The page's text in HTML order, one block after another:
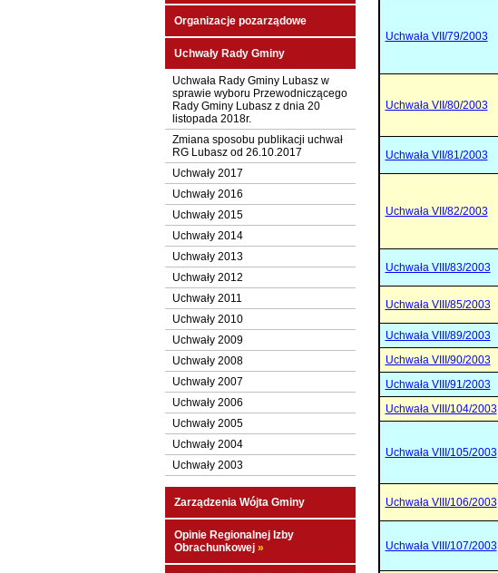
Organizacje pozarządowe
Uchwały Rady Gminy
Uchwała Rady Gminy Lubasz w
sprawie wyboru Przewodniczącego
Rady Gminy Lubasz z dnia 20
listopada 2018r.
Zmiana sposobu publikacji uchwał
RG Lubasz od 26.10.2017
Uchwały 2017
Uchwały 2016
Uchwały 2015
Uchwały 2014
Uchwały 2013
Uchwały 2012
Uchwały 2011
Uchwały 2010
Uchwały 2009
Uchwały 2008
Uchwały 2007
Uchwały 2006
Uchwały 2005
Uchwały 2004
Uchwały 2003
Zarządzenia Wójta Gminy
Opinie Regionalnej Izby
Obrachunkowej »
Uchwała VII/79/2003
Uchwała VII/80/2003
Uchwała VII/81/2003
Uchwała VII/82/2003
Uchwała VIII/83/2003
Uchwała VIII/85/2003
Uchwała VIII/89/2003
Uchwała VIII/90/2003
Uchwała VIII/91/2003
Uchwała VIII/104/2003
Uchwała VIII/105/2003
Uchwała VIII/106/2003
Uchwała VIII/107/2003